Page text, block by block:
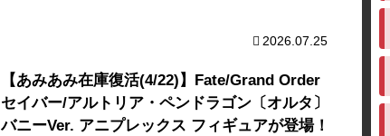
2026.07.25
【あみあみ在庫復活(4/22)】Fate/Grand Order
セイバー/アルトリア・ペンドラゴン〔オルタ〕
バニーVer. アニプレックス フィギュアが登場！